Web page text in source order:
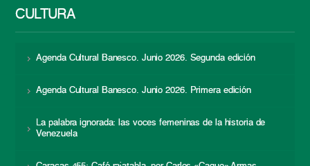
CULTURA
Agenda Cultural Banesco. Junio 2026. Segunda edición
Agenda Cultural Banesco. Junio 2026. Primera edición
La palabra ignorada: las voces femeninas de la historia de
Venezuela